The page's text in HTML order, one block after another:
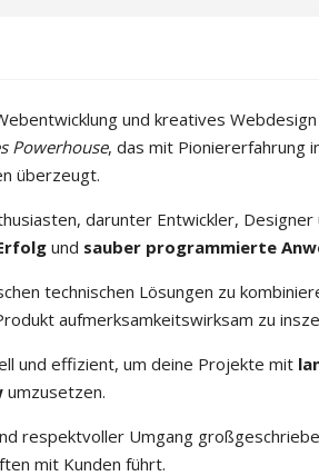
und kreatives
Powerhouse, das mit Pioniererfahrung
überzeugt.
darunter Entwickler, Designer
und sauber programmierte
technischen Lösungen zu
aufmerksamkeitswirksam zu
und effizient, um deine Projekte mit
umzusetzen.
respektvoller Umgang
mit Kunden führt.